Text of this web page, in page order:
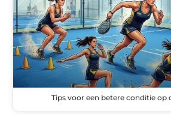
Tips voor een betere conditie op